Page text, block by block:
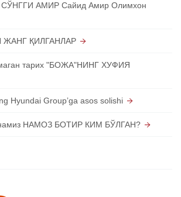
СЎНГГИ АМИР Сайид Амир Олимхон
ЖАНГ ҚИЛГАНЛАР
тарих "БОЖА"НИНГ ХУФИЯ
Hyundai Groupʼga asos solishi
НАМОЗ БОТИР КИМ БЎЛГАН?